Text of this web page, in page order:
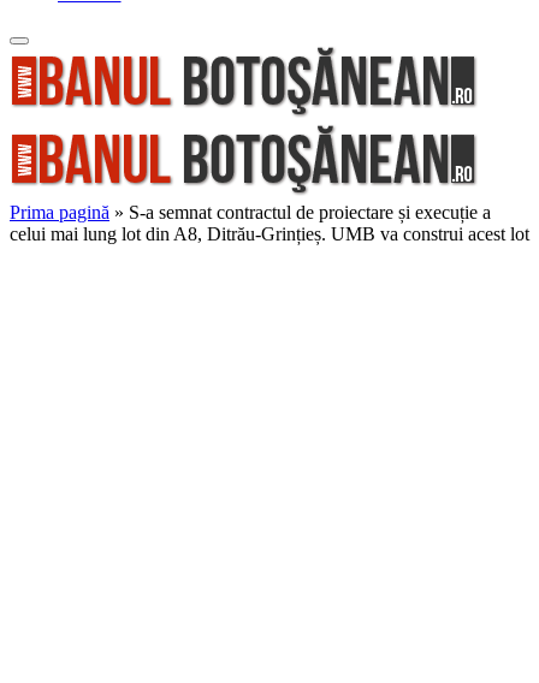
Prima pagină » S-a semnat contractul de proiectare și execuție a
celui mai lung lot din A8, Ditrău-Grințieș. UMB va construi acest lot